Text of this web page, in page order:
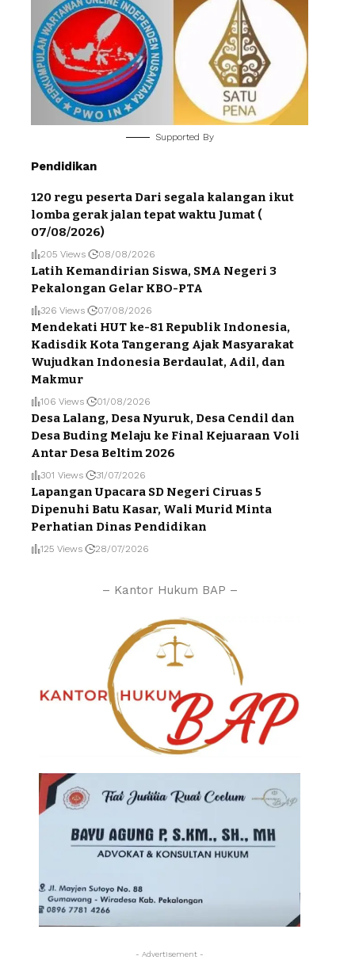
Supported By
Pendidikan
120 regu peserta Dari segala kalangan ikut
lomba gerak jalan tepat waktu Jumat (
07/08/2026)
205 Views 08/08/2026
Latih Kemandirian Siswa, SMA Negeri 3
Pekalongan Gelar KBO-PTA
326 Views 07/08/2026
Mendekati HUT ke-81 Republik Indonesia,
Kadisdik Kota Tangerang Ajak Masyarakat
Wujudkan Indonesia Berdaulat, Adil, dan
Makmur
106 Views 01/08/2026
Desa Lalang, Desa Nyuruk, Desa Cendil dan
Desa Buding Melaju ke Final Kejuaraan Voli
Antar Desa Beltim 2026
301 Views 31/07/2026
Lapangan Upacara SD Negeri Ciruas 5
Dipenuhi Batu Kasar, Wali Murid Minta
Perhatian Dinas Pendidikan
125 Views 28/07/2026
– Kantor Hukum BAP –
- Advertisement -